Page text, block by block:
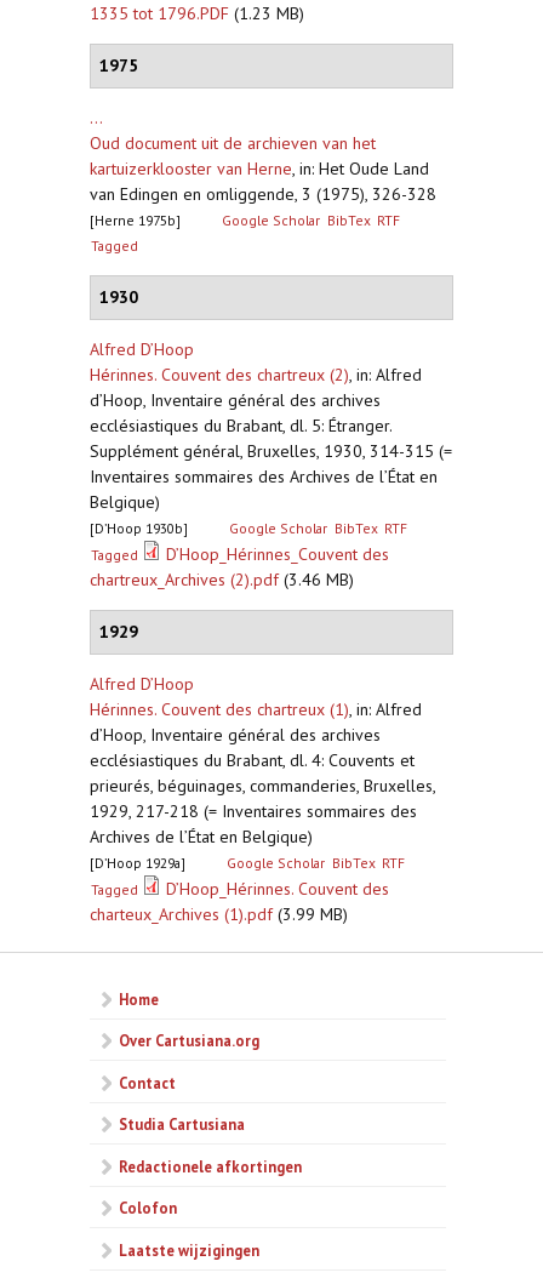
1335 tot 1796.PDF (1.23 MB)
1975
...
Oud document uit de archieven van het
kartuizerklooster van Herne, in: Het Oude Land
van Edingen en omliggende, 3 (1975), 326-328
[Herne 1975b] Google Scholar BibTex RTF
Tagged
1930
Alfred D’Hoop
Hérinnes. Couvent des chartreux (2), in: Alfred
d’Hoop, Inventaire général des archives
ecclésiastiques du Brabant, dl. 5: Étranger.
Supplément général, Bruxelles, 1930, 314-315 (=
Inventaires sommaires des Archives de l’État en
Belgique)
[D’Hoop 1930b] Google Scholar BibTex RTF
Tagged
D’Hoop_Hérinnes_Couvent des
chartreux_Archives (2).pdf(3.46 MB)
1929
Alfred D’Hoop
Hérinnes. Couvent des chartreux (1), in: Alfred
d’Hoop, Inventaire général des archives
ecclésiastiques du Brabant, dl. 4: Couvents et
prieurés, béguinages, commanderies, Bruxelles,
1929, 217-218 (= Inventaires sommaires des
Archives de l’État en Belgique)
[D’Hoop 1929a] Google Scholar BibTex RTF
Tagged
D’Hoop_Hérinnes. Couvent des
charteux_Archives (1).pdf(3.99 MB)
Home
Over Cartusiana.org
Contact
Studia Cartusiana
Redactionele afkortingen
Colofon
Laatste wijzigingen